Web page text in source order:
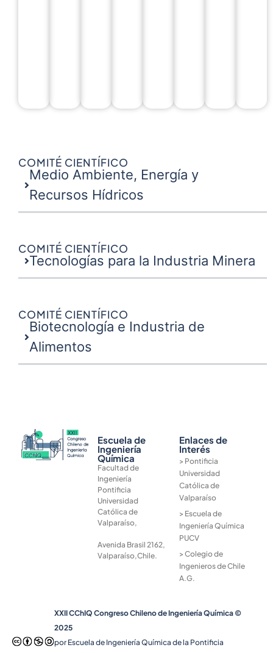
COMITÉ CIENTÍFICO
Medio Ambiente, Energía y
Recursos Hídricos
COMITÉ CIENTÍFICO
Tecnologías para la Industria Minera
COMITÉ CIENTÍFICO
Biotecnología e Industria de
Alimentos
Escuela de
Ingeniería
Química
Facultad de
Ingeniería
Pontificia
Universidad
Católica de
Valparaíso,
Avenida Brasil 2162,
Valparaíso,Chile.
Enlaces de
Interés
> Pontificia
Universidad
Católica de
Valparaíso
> Escuela de
Ingeniería Química
PUCV
> Colegio de
Ingenieros de Chile
A.G.
XXII CChIQ Congreso Chileno de Ingeniería Química ©
2025
por Escuela de Ingeniería Química de la Pontificia